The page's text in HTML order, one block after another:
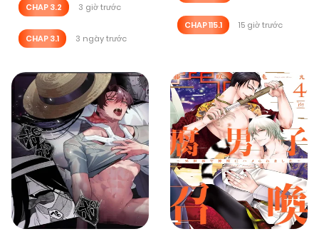
CHAP 3.2 3 giờ trước
CHAP 3.1 3 ngày trước
CHAP 115.1 15 giờ trước